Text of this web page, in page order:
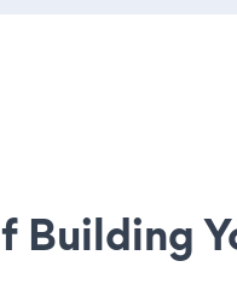
Building